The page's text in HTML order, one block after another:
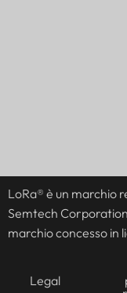
LoRa® è un marchio
Semtech
marchio concesso in
Legal